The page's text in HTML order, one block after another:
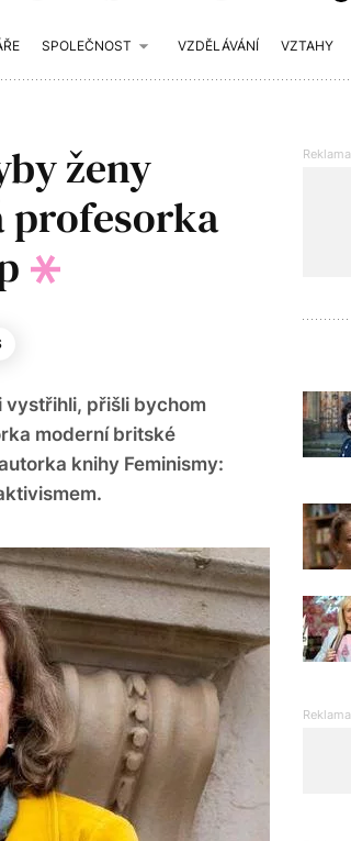
SPOLEČNOST VZDĚLÁVÁNÍ VZTAHY
ženy
profesorka
vystřihli, přišli bychom
moderní britské
knihy Feminismy: